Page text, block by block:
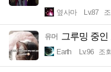
옆사마 Lv.87
유머 그루밍 중인
Earth Lv.96 조